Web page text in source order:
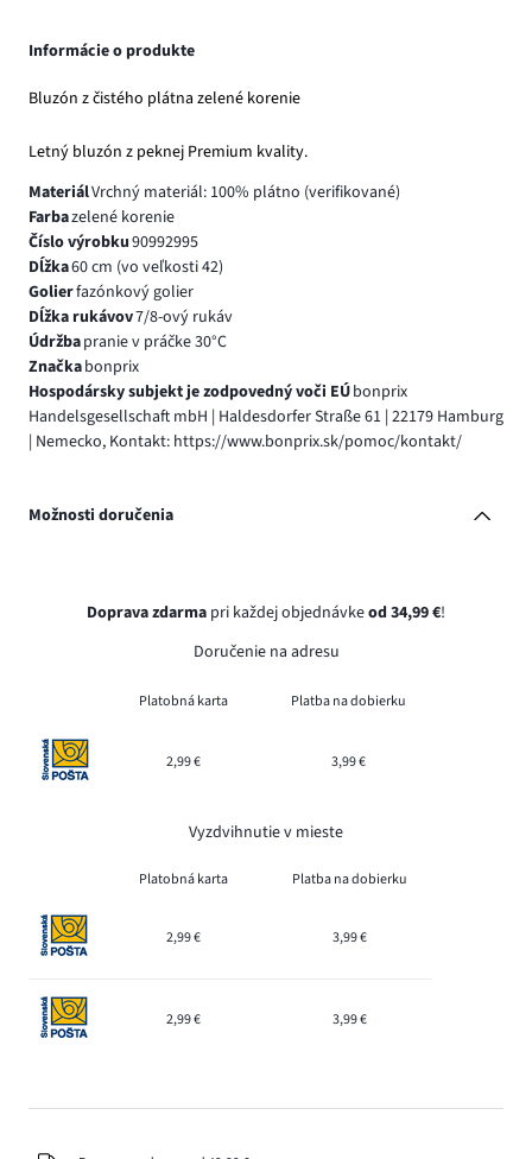
Informácie o produkte
Bluzón z čistého plátna zelené korenie
Letný bluzón z peknej Premium kvality.
MateriálVrchný materiál: 100% plátno (verifikované)
Farbazelené korenie
Číslo výrobku90992995
Dĺžka60 cm (vo veľkosti 42)
Golierfazónkový golier
Dĺžka rukávov7/8-ový rukáv
Údržbapranie v práčke 30°C
Značkabonprix
Hospodársky subjekt je zodpovedný voči EÚbonprix
Handelsgesellschaft mbH | Haldesdorfer Straße 61 | 22179 Hamburg
| Nemecko, Kontakt: https://www.bonprix.sk/pomoc/kontakt/
Možnosti doručenia
Doprava zdarma pri každej objednávkeod 34,99 €!
Doručenie na adresu
Platobná karta Platba na dobierku
2,99 € 3,99 €
Vyzdvihnutie v mieste
Platobná karta Platba na dobierku
2,99 € 3,99 €
2,99 € 3,99 €